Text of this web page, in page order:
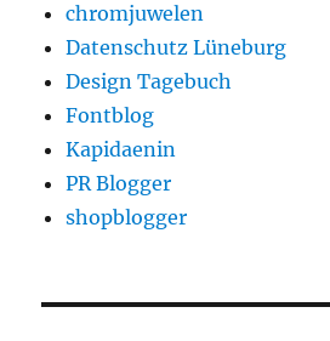
chromjuwelen
Datenschutz Lüneburg
Design Tagebuch
Fontblog
Kapidaenin
PR Blogger
shopblogger